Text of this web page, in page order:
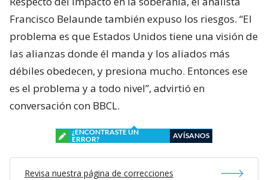
Francisco Belaunde también expuso los riesgos. “El
problema es que Estados Unidos tiene una visión de
las alianzas donde él manda y los aliados más
débiles obedecen, y presiona mucho. Entonces ese
es el problema y a todo nivel”, advirtió en
conversación con BBCL.
¿ENCONTRASTE UN
ERROR?
AVÍSANOS
Revisa nuestra página de correcciones